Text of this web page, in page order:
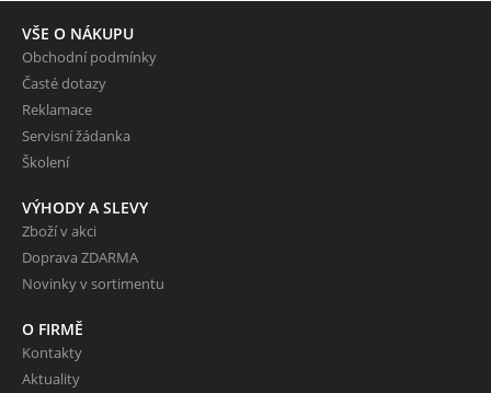
VŠE O NÁKUPU
Obchodní podmínky
Časté dotazy
Reklamace
Servisní žádanka
Školení
VÝHODY A SLEVY
Zboží v akci
Doprava ZDARMA
Novinky v sortimentu
O FIRMĚ
Kontakty
Aktuality